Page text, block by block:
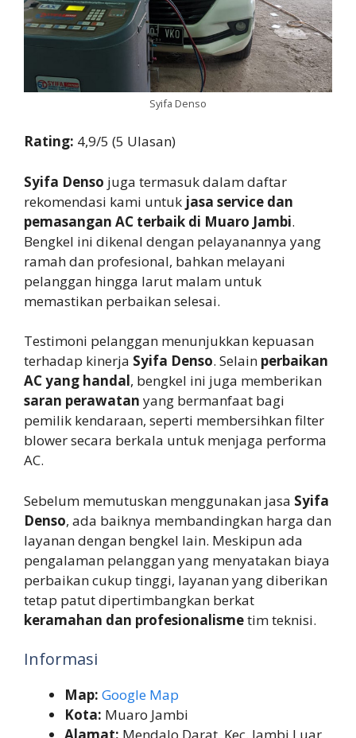
Syifa Denso
Rating: 4,9/5 (5 Ulasan)
Syifa Denso juga termasuk dalam daftar
rekomendasi kami untuk jasa service dan
pemasangan AC terbaik di Muaro Jambi.
Bengkel ini dikenal dengan pelayanannya yang
ramah dan profesional, bahkan melayani
pelanggan hingga larut malam untuk
memastikan perbaikan selesai.
Testimoni pelanggan menunjukkan kepuasan
terhadap kinerja Syifa Denso. Selain perbaikan
AC yang handal, bengkel ini juga memberikan
saran perawatan yang bermanfaat bagi
pemilik kendaraan, seperti membersihkan filter
blower secara berkala untuk menjaga performa
AC.
Sebelum memutuskan menggunakan jasa Syifa
Denso, ada baiknya membandingkan harga dan
layanan dengan bengkel lain. Meskipun ada
pengalaman pelanggan yang menyatakan biaya
perbaikan cukup tinggi, layanan yang diberikan
tetap patut dipertimbangkan berkat
keramahan dan profesionalismetim teknisi.
Informasi
Map: Google Map
Kota: Muaro Jambi